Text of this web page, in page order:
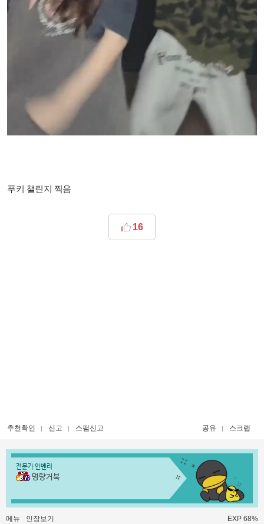
푸키 챌린지 찍음
16
추천확인 신고 스팸신고 공유 스크랩
전문가 인벤러
명량거북
메뉴 인장보기 EXP 68%